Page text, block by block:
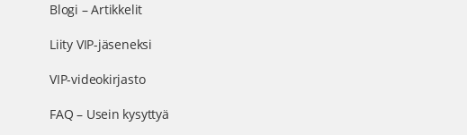
Blogi – Artikkelit
Liity VIP-jäseneksi
VIP-videokirjasto
FAQ – Usein kysyttyä